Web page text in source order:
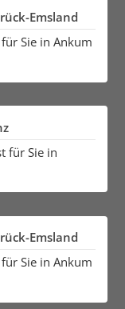
Emsland
Sie in Ankum
für Sie in
Emsland
Sie in Ankum